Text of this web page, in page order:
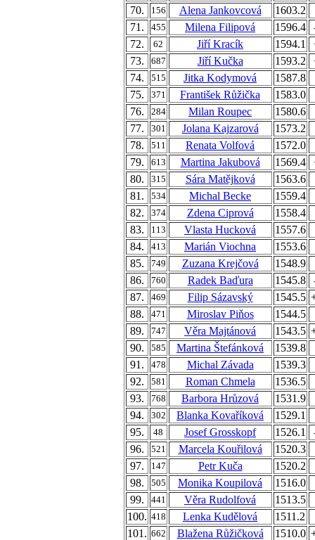
70.
156 Alena Jankovcová
1603.2
71.
455 Milena Filipová 1596.4
72.
62 Jiří Kracík 1594.1
73.
687 Jiří Kučka 1593.2
74.
515 Jitka Kodymová
1587.8
75.
371 František Růžička
1583.0
76.
284 Milan Roupec
1580.6
77.
301 Jolana Kajzarová
1573.2
78.
511 Renata Volfová
1572.0
79.
613 Martina Jakubová 1569.4
80.
315 Sára Matějková
1563.6
81.
534 Michal Becke
1559.4
82.
374 Zdena Ciprová
1558.4
83.
113 Vlasta Hucková
1557.6
84.
413 Marián Viochna
1553.6
85.
749 Zuzana Krejčová
1548.9
86.
760 Radek Baďura 1545.8
87.
469 Filip Sázavský 1545.5
88.
471 Miroslav Piňos
1544.5
89.
747 Věra Majtánová 1543.5
90.
585 Martina Štefánková
1539.8
91.
478 Michal Závada
1539.3
92.
581 Roman Chmela
1536.5
93.
768 Barbora Hrůzová
1531.9
94.
302 Blanka Kovaříková
1529.1
95.
48 Josef Grosskopf 1526.1
96.
521 Marcela Kouřilová
1520.3
97.
147 Petr Kuča
1520.2
98.
505 Monika Koupilová
1516.0
99.
441 Věra Rudolfová
1513.5
100. 418 Lenka Kudělová
1511.2
101. 662 Blažena Růžičková 1510.0